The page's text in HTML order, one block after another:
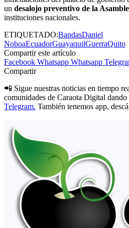
un desalojo preventivo de la
instituciones nacionales.
ETIQUETADO:BandasDaniel
NoboaEcuadorGuayaquilGuerraQuito
Compartir este artículo
Facebook Whatsapp Whatsapp
Compartir
📲 Sigue nuestras noticias en tiempo
comunidades de Caraota Digital
Telegram. También tenemos app,